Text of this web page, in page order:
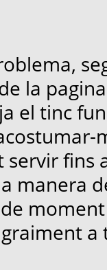
la
el tinc
servir fins
manera